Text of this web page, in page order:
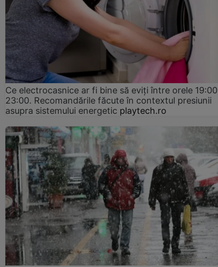
Ce electrocasnice ar fi bine să eviți între orele
23:00. Recomandările făcute în contextul presiunii
asupra sistemului energetic playtech.ro